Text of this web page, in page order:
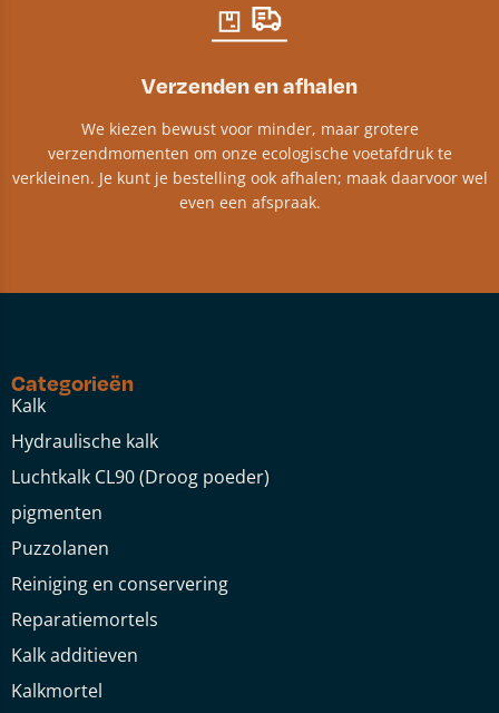
Verzenden en afhalen
We kiezen bewust voor minder, maar grotere
verzendmomenten om onze ecologische voetafdruk te
verkleinen. Je kunt je bestelling ook afhalen; maak daarvoor wel
even een afspraak.
Categorieën
Kalk
Hydraulische kalk
Luchtkalk CL90 (Droog poeder)
pigmenten
Puzzolanen
Reiniging en conservering
Reparatiemortels
Kalk additieven
Kalkmortel